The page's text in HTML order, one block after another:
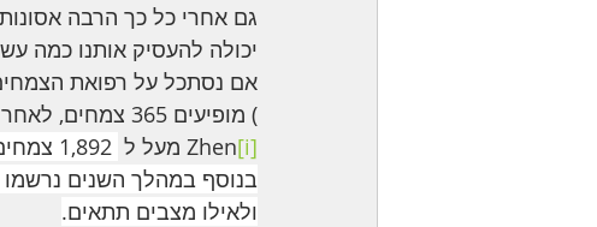
גם אחרי כל כך הרבה
יכולה להעסיק אותנו כמה
) מופיעים 365 צמחים, לאחר כאלף ומשהו שנים (
Zhen[i] מעל ל
בנוסף במהלך השנים נרשמו
ולאילו מצבים תתאים.